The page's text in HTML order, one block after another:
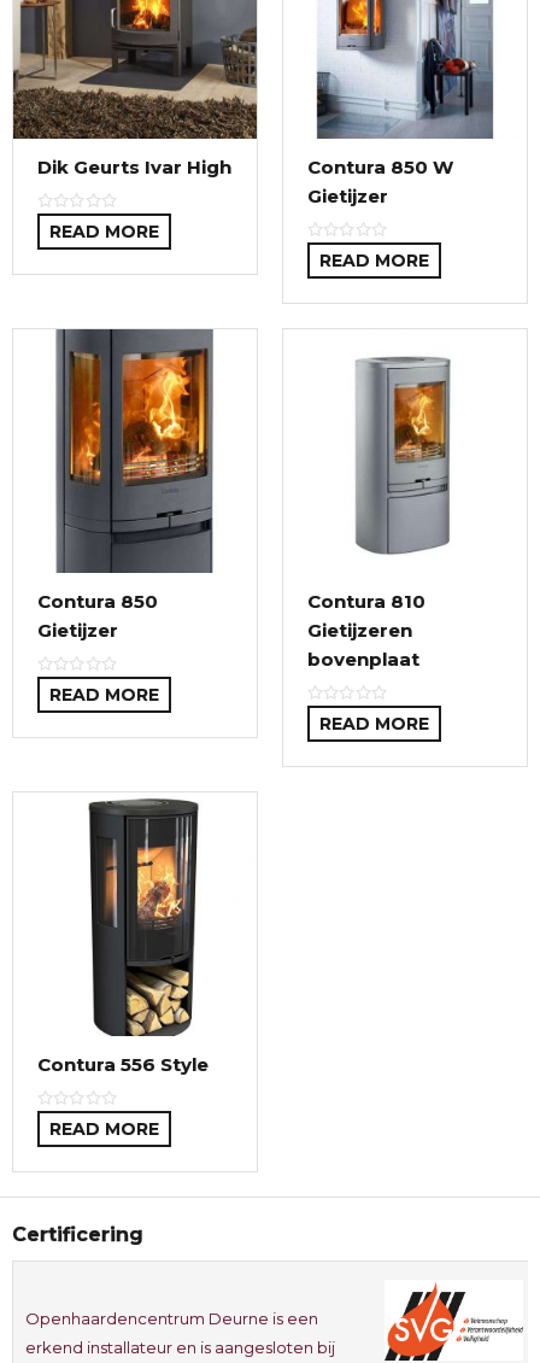
Dik Geurts Ivar High
READ MORE
Contura 850 W
Gietijzer
READ MORE
Contura 850
Gietijzer
READ MORE
Contura 810
Gietijzeren
bovenplaat
READ MORE
Contura 556 Style
READ MORE
Certificering
Openhaardencentrum Deurne is een
erkend installateur en is aangesloten bij